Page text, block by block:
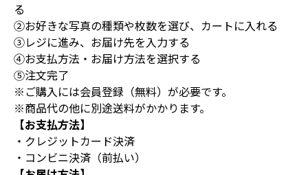
る
②お好きな写真の種類や枚数を選び、カートに入れる
③レジに進み、お届け先を入力する
④お支払方法・お届け方法を選択する
⑤注文完了
※ご購入には会員登録（無料）が必要です。
※商品代の他に別途送料がかかります。
【お支払方法】
・クレジットカード決済
・コンビニ決済（前払い）